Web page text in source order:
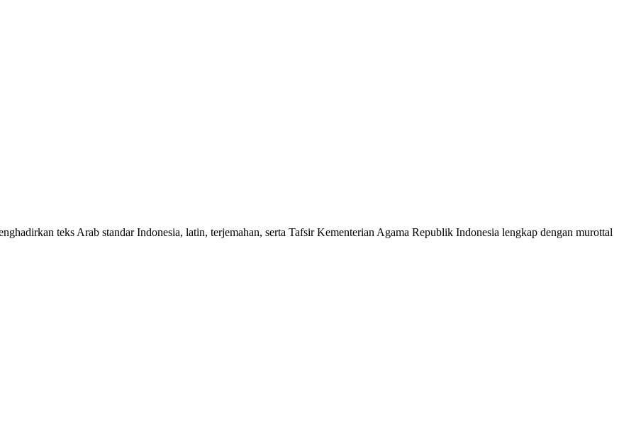
teks Arab standar Indonesia, latin, terjemahan, serta Tafsir Kementerian Agama Republik Indonesia lengkap dengan murottal